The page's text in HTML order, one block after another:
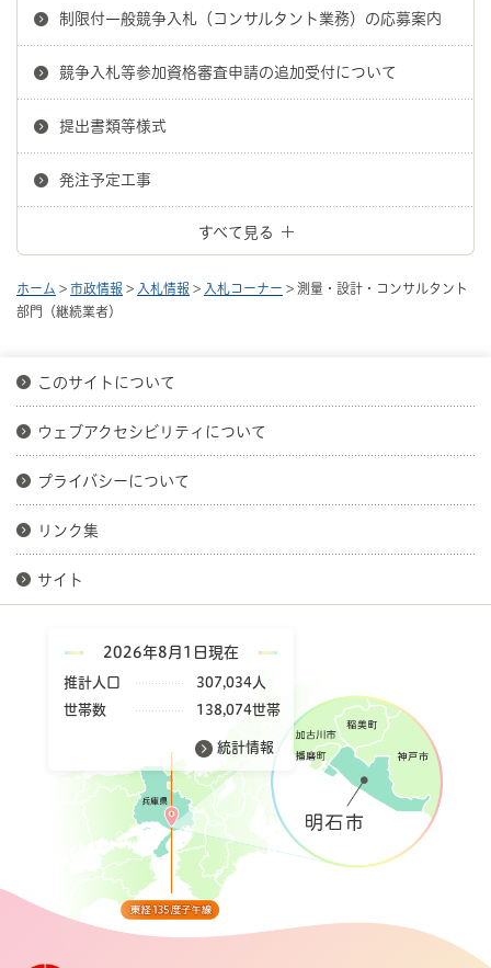
制限付一般競争入札（コンサルタント業務）の応募案内
競争入札等参加資格審査申請の追加受付について
提出書類等様式
発注予定工事
すべて見る
ホーム > 市政情報 > 入札情報 > 入札コーナー > 測量・設計・コンサルタント
部門（継続業者）
このサイトについて
ウェブアクセシビリティについて
プライバシーについて
リンク集
サイト
2026年8月1日現在
推計人口
307,034人
世帯数
138,074世帯
統計情報